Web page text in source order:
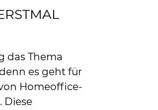
das Thema
es geht für
Homeoffice-
Diese